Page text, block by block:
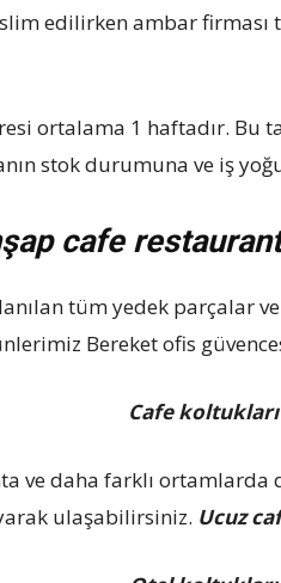
edilirken ambar firması
ortalama 1 haftadır. Bu
stok durumuna ve iş
cafe
tüm yedek parçalar
Bereket ofis
Cafe koltukları
ve daha farklı ortamlarda
ulaşabilirsiniz. Ucuz